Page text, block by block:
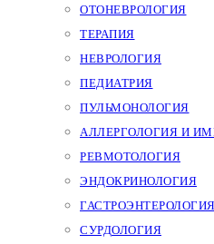
ОТОНЕВРОЛОГИЯ
ТЕРАПИЯ
НЕВРОЛОГИЯ
ПЕДИАТРИЯ
ПУЛЬМОНОЛОГИЯ
АЛЛЕРГОЛОГИЯ И
РЕВМОТОЛОГИЯ
ЭНДОКРИНОЛОГИЯ
ГАСТРОЭНТЕРОЛОГИЯ
СУРДОЛОГИЯ